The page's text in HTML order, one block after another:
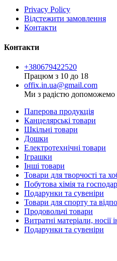
Privacy Policy
Відстежити замовлення
Контакти
Контакти
+380679422520
Працюм з 10 до 18
offix.in.ua@gmail.com
Ми з радістю допоможемо
Паперова продукція
Канцелярські товари
Шкільні товари
Дошки
Електротехнічні товари
Іграшки
Інші товари
Товари для творчості та
Побутова хімія та
Подарунки та сувеніри
Товари для спорту та
Продовольчі товари
Витратні матеріали, носії
Подарунки та сувеніри